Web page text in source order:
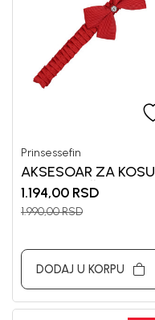
Prinsessefin
AKSESOAR ZA KOSU
ZA DEVOJČICE
PRINSESSEF
1.194,00 RSD
1.990,00RSD
DODAJ U KORPU